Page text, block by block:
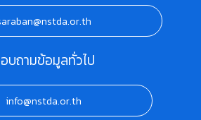
บถามข้อมูลทั่วไป
info@nstda.or.th